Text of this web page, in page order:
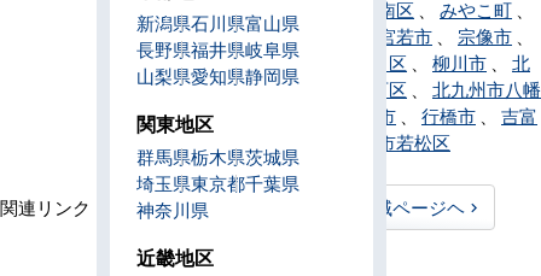
福岡市南区 みやこ町
みやま市
宮若市 宗像市
北九州市門司区
柳川市
北
九州市八幡西区
北九州市八幡
八女市 行橋市
吉富
北九州市若松区
関連リンク： TOPページヘ
福岡県全域ページヘ
福岡県直工店所在地
新潟県石川県富山県
長野県福井県岐阜県
山梨県愛知県静岡県
関東地区
群馬県栃木県茨城県
埼玉県東京都千葉県
神奈川県
近畿地区